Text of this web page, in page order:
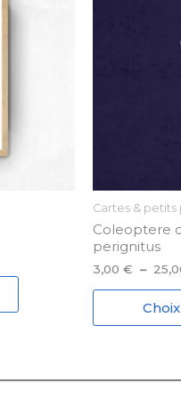
Ce
variations.
Cartes & petits
Coleoptere
perignitus
3,00 € –